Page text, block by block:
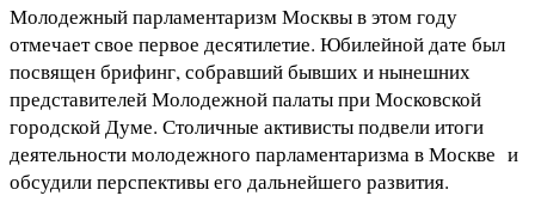
Молодежный парламентаризм Москвы в этом году
отмечает свое первое десятилетие. Юбилейной дате был
посвящен брифинг, собравший бывших и нынешних
представителей Молодежной палаты при Московской
городской Думе. Столичные активисты подвели итоги
деятельности молодежного парламентаризма в Москве и
обсудили перспективы его дальнейшего развития.